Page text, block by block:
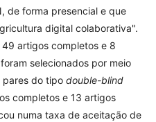
de forma presencial e que
digital colaborativa".
artigos completos e 8
selecionados por meio
pares do tipo double-blind
completos e 13 artigos
numa taxa de aceitação de